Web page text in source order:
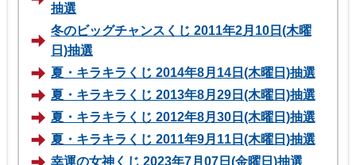
抽選
冬のビッグチャンスくじ 2011年2月10日(木曜
日)抽選
夏・キラキラくじ 2014年8月14日(木曜日)抽選
夏・キラキラくじ 2013年8月29日(木曜日)抽選
夏・キラキラくじ 2012年8月30日(木曜日)抽選
夏・キラキラくじ 2011年9月11日(木曜日)抽選
幸運の女神くじ 2023年7月07日(金曜日)抽選